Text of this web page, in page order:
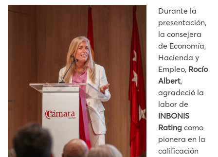
Durante la
presentación,
la consejera
de Economía,
Hacienda y
Empleo, Rocío
Albert,
agradeció la
labor de
INBONIS
Rating como
pionera en la
calificación